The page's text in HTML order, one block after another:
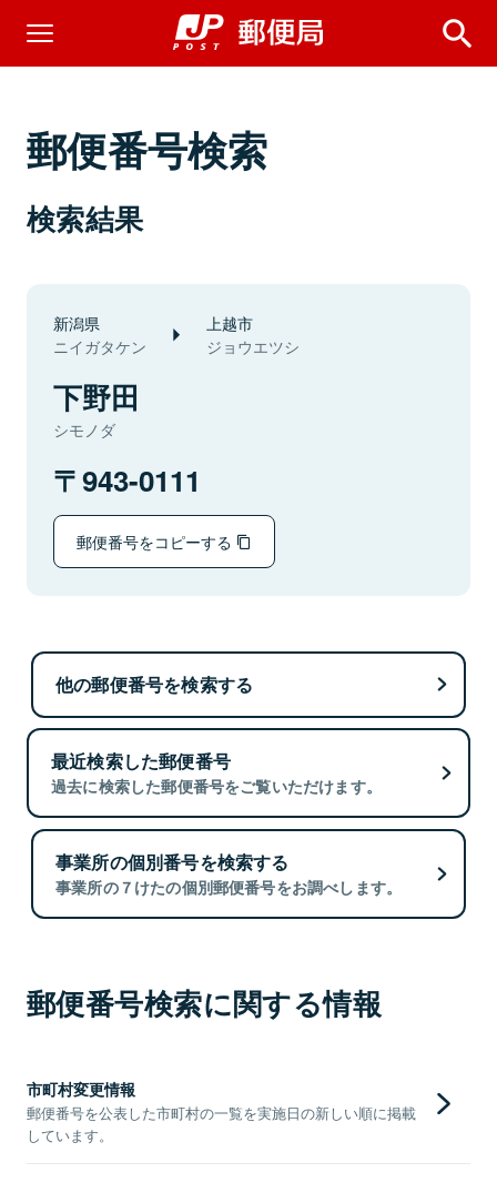
郵便番号検索
検索結果
新潟県
ニイガタケン
上越市
ジョウエツシ
下野田
シモノダ
943-0111
郵便番号をコピーする
他の郵便番号を検索する
最近検索した郵便番号
過去に検索した郵便番号をご覧いただけます。
事業所の個別番号を検索する
事業所の７けたの個別郵便番号をお調べします。
郵便番号検索に関する情報
市町村変更情報
郵便番号を公表した市町村の一覧を実施日の新しい順に掲載
しています。